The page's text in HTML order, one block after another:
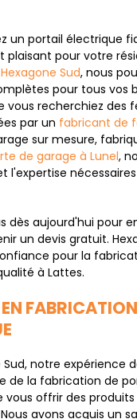
un portail électrique
pour votre
Hexagone Sud, nous
pour tous vos
vous recherchiez des
par un fabricant de
sur mesure,
de garage à Lunel,
l'expertise
aujourd'hui pour
un devis gratuit.
pour la
à Lattes.
EN
Sud, notre expérience
de la fabrication de
vous offrir des
avons acquis un